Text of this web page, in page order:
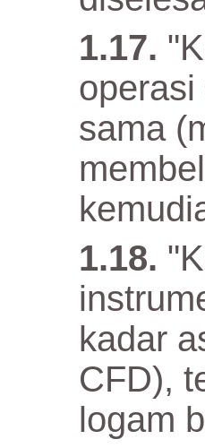
sama
kadar
CFD),
logam